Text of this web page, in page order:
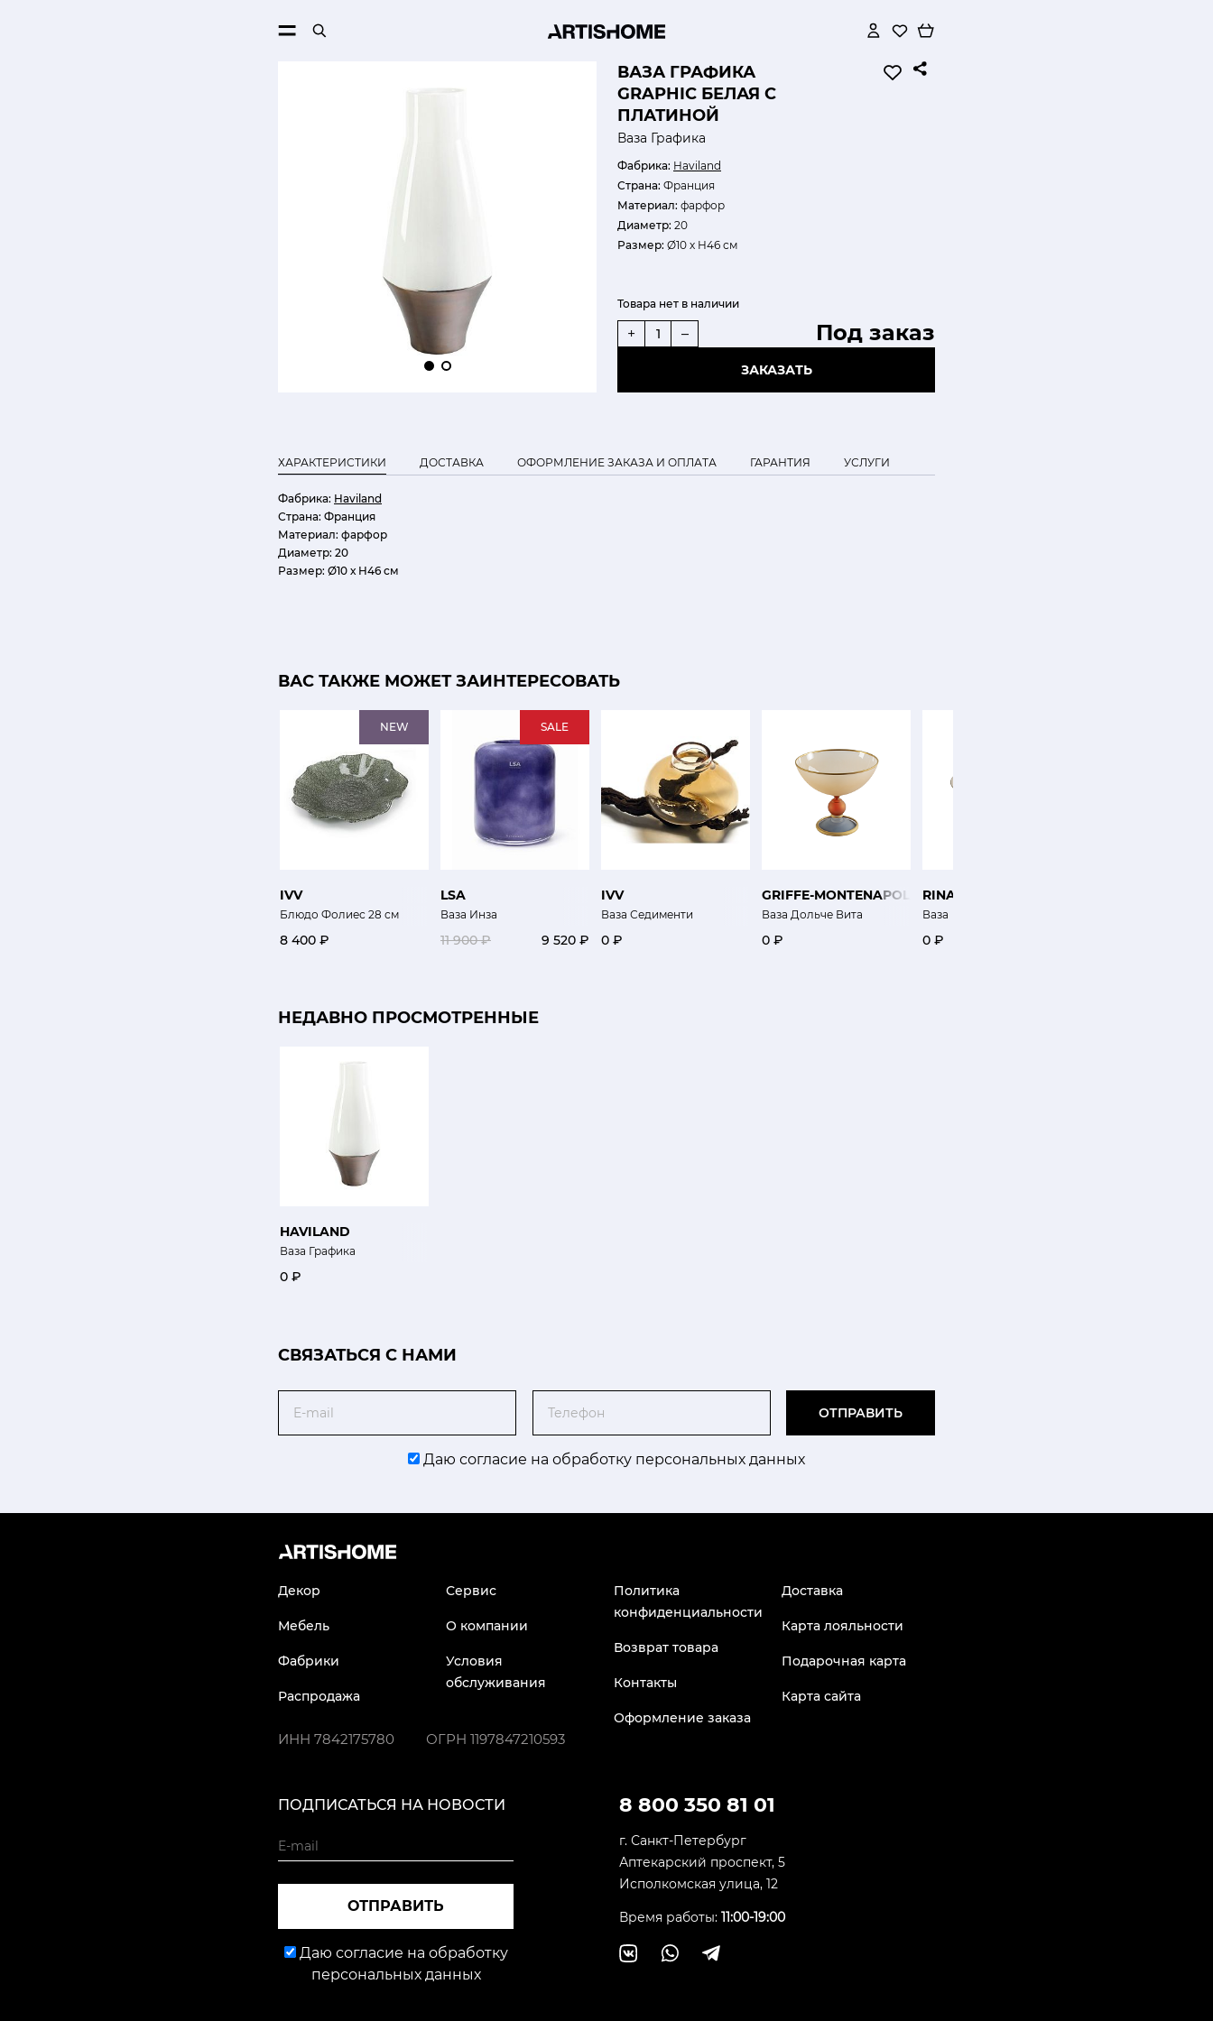
ВАЗА ГРАФИКА
GRAPHIC БЕЛАЯ С
ПЛАТИНОЙ
Ваза Графика
Фабрика: Haviland
Страна: Франция
Материал: фарфор
Диаметр: 20
Размер: Ø10 х H46 см
Товара нет в наличии
Под заказ
+ –
ЗАКАЗАТЬ
ХАРАКТЕРИСТИКИ ДОСТАВКА ОФОРМЛЕНИЕ ЗАКАЗА И ОПЛАТА ГАРАНТИЯ УСЛУГИ
Фабрика: Haviland
Страна: Франция
Материал: фарфор
Диаметр: 20
Размер: Ø10 х H46 см
ВАС ТАКЖЕ МОЖЕТ ЗАИНТЕРЕСОВАТЬ
NEW
IVV
Блюдо Фолиес 28 см
8 400 ₽
SALE
LSA
Ваза Инза
11 900 ₽ 9 520 ₽
IVV
Ваза Седименти
0 ₽
GRIFFE-MONTENAPOLEONE
Ваза Дольче Вита
0 ₽
RINA MENARDI
Ваза
0 ₽
НЕДАВНО ПРОСМОТРЕННЫЕ
HAVILAND
Ваза Графика
0 ₽
CВЯЗАТЬСЯ С НАМИ
ОТПРАВИТЬ
Даю согласие на обработку персональных данных
Декор
Мебель
Фабрики
Распродажа
Сервис
О компании
Условия
обслуживания
Политика
конфиденциальности
Возврат товара
Контакты
Оформление заказа
Доставка
Карта лояльности
Подарочная карта
Карта сайта
ИНН 7842175780 ОГРН 1197847210593
8 800 350 81 01
г. Санкт-Петербург
Аптекарский проспект, 5
Исполкомская улица, 12
Время работы: 11:00-19:00
ПОДПИСАТЬСЯ НА НОВОСТИ
ОТПРАВИТЬ
Даю согласие на обработку
персональных данных